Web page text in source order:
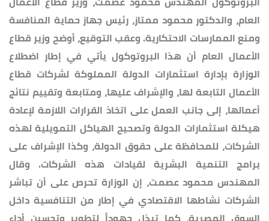
العام، والدكتور محمود ممتاز، رئيس جهاز حماية المنافسة
ومنع الممارسات الاحتكارية. وعقب التوقيع، أوضح وزير قطاع
الأعمال العام أن هذا البروتوكول يأتي في إطار اضطلاع
الوزارة بإدارة استثمارات الدولة المملوكة لشركات قطاع
الأعمال التابعة لها، والإشراف عليها، ومتابعة وتقييم نتائج
أعمالها، إلى جانب العمل على اتخاذ القرارات اللازمة لإعادة
هيكلة استثمارات الدولة وتصحيح الهياكل التمويلية لهذه
الشركات، للمحافظة على حقوق الدولة، وكذا الإشراف على
برامج التنمية البشرية لقيادات هذه الشركات. وقال
المهندس محمود عصمت، إن الوزارة تحرص على أن تباشر
الشركات نشاطها الاقتصادي في إطار من التنافسية داخل